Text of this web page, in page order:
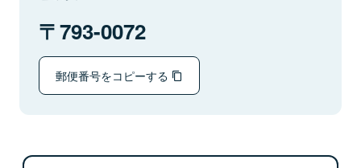
793-0072
郵便番号をコピーする